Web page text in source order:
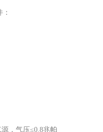
，气压≤0.8兆帕